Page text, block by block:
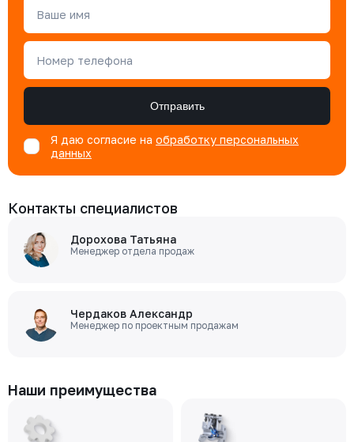
Ваше имя
Номер телефона
Отправить
Я даю согласие на обработку персональных
данных
Контакты специалистов
Дорохова Татьяна
Менеджер отдела продаж
Чердаков Александр
Менеджер по проектным продажам
Наши преимущества